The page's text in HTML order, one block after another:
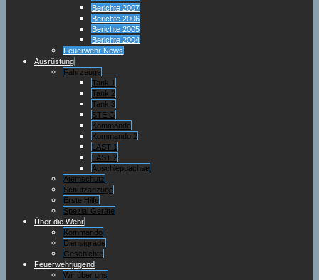
Berichte 2007
Berichte 2006
Berichte 2005
Berichte 2004
Feuerwehr News
Ausrüstung
Fahrzeuge
Tank 1
Tank 2
Tank 3
STEIG
Kommando
Kommando 2
LAST 1
LAST 2
Abschleppachse
Atemschutz
Schutzanzüge
Erste Hilfe
Spezial Geräte
Über die Wehr
Kommando
Dienstgrade
Geschichte
Feuerwehrjugend
Wir über uns